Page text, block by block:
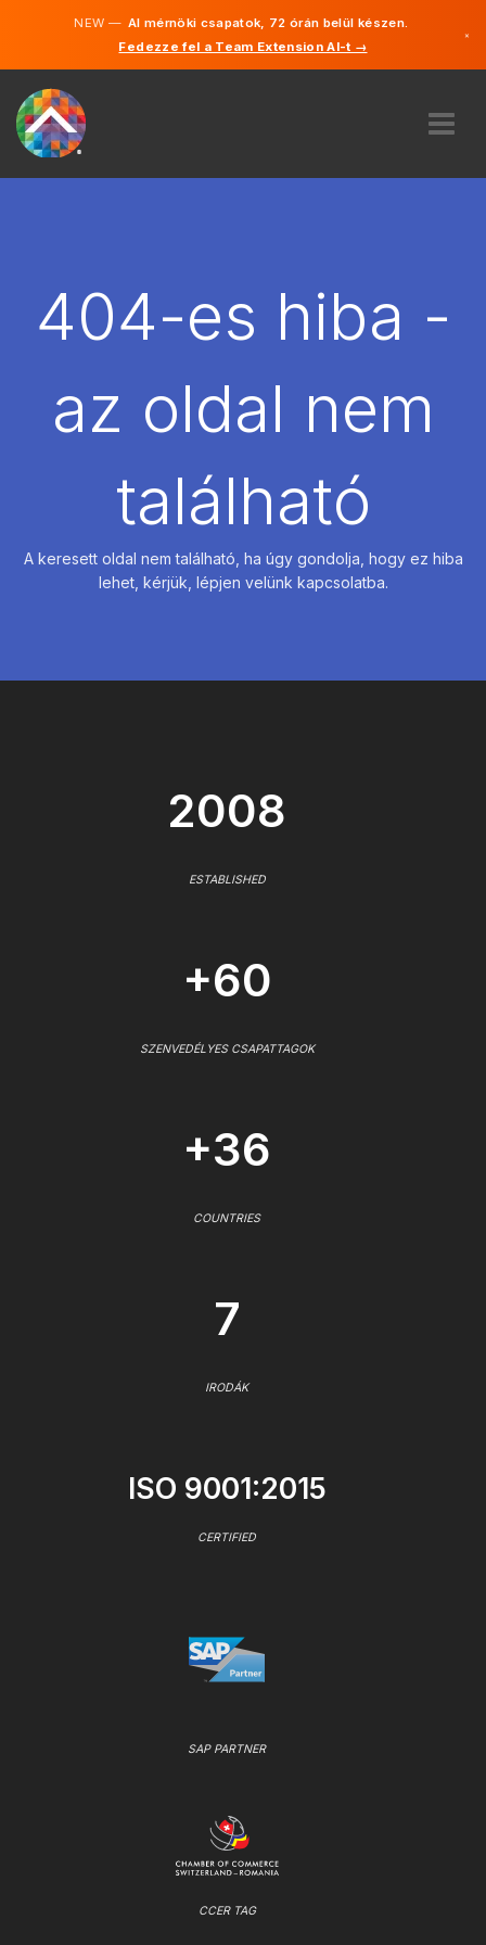
NEW —AI mérnöki csapatok, 72 órán belül készen.
Fedezze fel a Team Extension AI-t →
×
BÉREL
404-es hiba -
az oldal nem
található
A keresett oldal nem található, ha úgy gondolja, hogy ez hiba
lehet, kérjük, lépjen velünk kapcsolatba.
2008
ESTABLISHED
+60
SZENVEDÉLYES CSAPATTAGOK
+36
COUNTRIES
7
IRODÁK
ISO 9001:2015
CERTIFIED
SAP PARTNER
CCER TAG